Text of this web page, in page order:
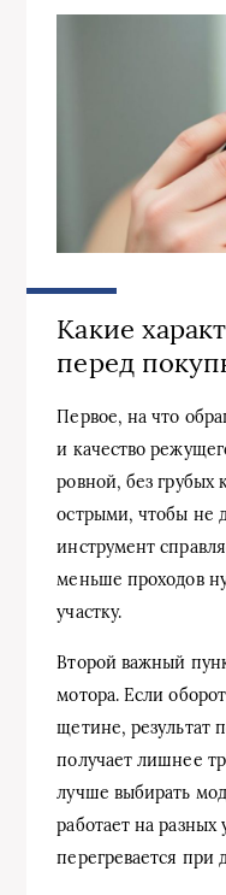
Какие
перед
Первое, на что
и качество
ровной, без грубых
острыми, чтобы не
инструмент
меньше проходов
участку.
Второй важный
мотора. Если
щетине, результат
получает лишнее
лучше выбирать
работает на разных
перегревается при